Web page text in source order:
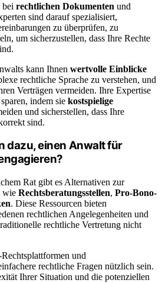
bei rechtlichen Dokumenten und
sind darauf spezialisiert,
zu überprüfen, zu
um sicherzustellen, dass Ihre Rechte
kann Ihnen wertvolle Einblicke
rechtliche Sprache zu verstehen, und
Verträgen vermeiden. Ihre Expertise
indem sie kostspielige
und sicherstellen, dass Ihre
sind.
dazu, einen Anwalt für
Rat gibt es Alternativen zur
wie Rechtsberatungsstellen, Pro-Bono-
. Diese Ressourcen bieten
rechtlichen Angelegenheiten und
rechtliche Vertretung nicht
und
rechtliche Fragen nützlich sein.
Ihrer Situation und die potenziellen